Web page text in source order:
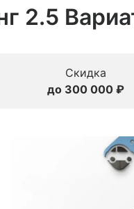
2.5
Скидка
до 300 000 ₽